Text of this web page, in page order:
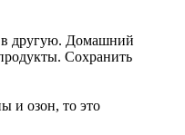
в другую. Домашний
Сохранить
и озон, то это